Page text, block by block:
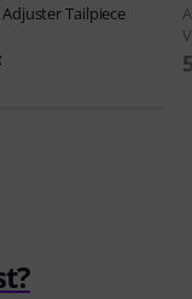
Adjuster Tailpiece